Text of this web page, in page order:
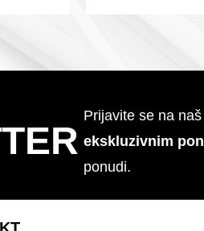
Prijavite se na
ekskluzivnim
ponudi.